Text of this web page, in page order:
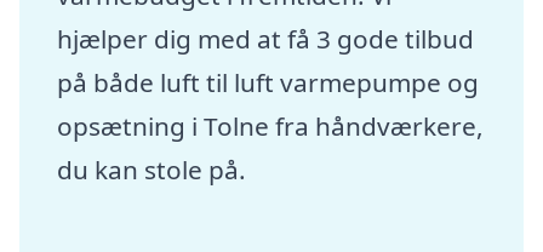
hjælper dig med at få 3 gode tilbud
på både luft til luft varmepumpe og
opsætning i Tolne fra håndværkere,
du kan stole på.